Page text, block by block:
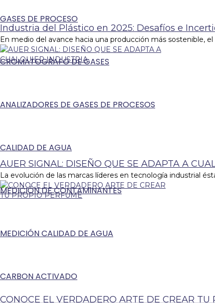
GASES DE PROCESO
CROMATOGRAFO DE GASES
ANALIZADORES DE GASES DE PROCESOS
CALIDAD DE AGUA
MEDICIÓN DE CONTAMINANTES
MEDICIÓN CALIDAD DE AGUA
CARBON ACTIVADO
Industria del Plástico en 2025: Desafíos e
En medio del avance hacia una producción más sostenible,
AUER SIGNAL: DISEÑO QUE SE ADAPTA A
La evolución de las marcas líderes en tecnología industrial
CONOCE EL VERDADERO ARTE DE CREAR TU